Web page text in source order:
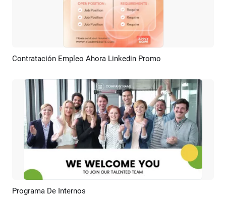
Previsualizar Personalizar
Contratación Empleo Ahora Linkedin Promo
Previsualizar
Programa De Internos